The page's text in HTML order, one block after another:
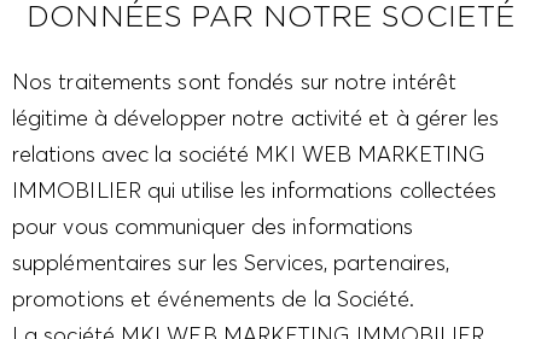
DONNÉES PAR NOTRE SOCIETÉ
Nos traitements sont fondés sur notre intérêt
légitime à développer notre activité et à gérer les
relations avec la société MKI WEB MARKETING
IMMOBILIER qui utilise les informations collectées
pour vous communiquer des informations
supplémentaires sur les Services, partenaires,
promotions et événements de la Société.